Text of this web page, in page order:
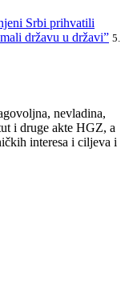
Srbi prihvatili
državu u državi” 5.
nevladina,
i druge akte HGZ, a
interesa i ciljeva i